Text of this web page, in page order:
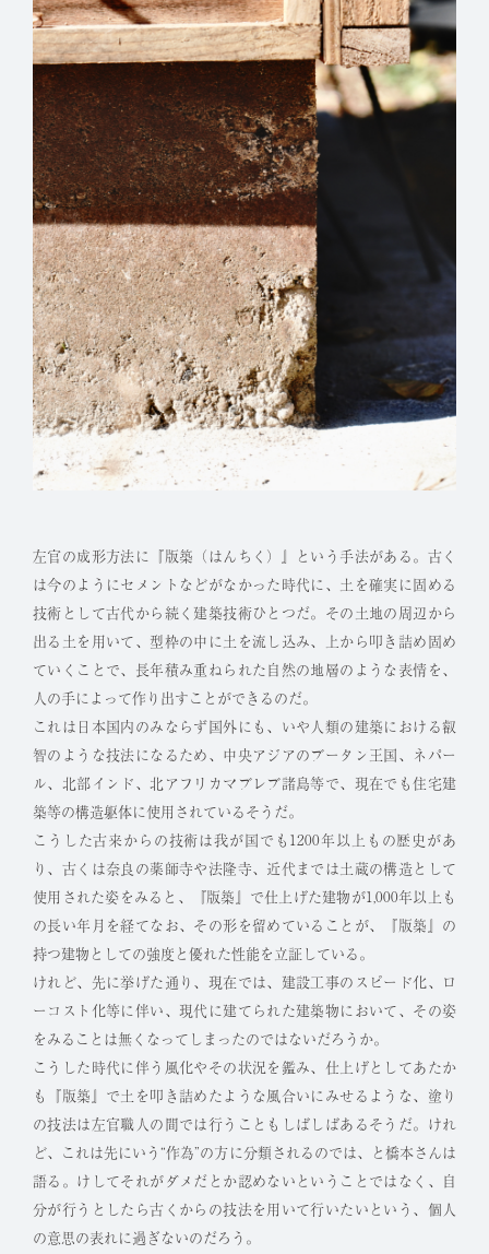
左官の成形方法に『版築（はんちく）』という手法がある。古く
は今のようにセメントなどがなかった時代に、土を確実に固める
技術として古代から続く建築技術ひとつだ。その土地の周辺から
出る土を用いて、型枠の中に土を流し込み、上から叩き詰め固め
ていくことで、長年積み重ねられた自然の地層のような表情を、
人の手によって作り出すことができるのだ。
これは日本国内のみならず国外にも、いや人類の建築における叡
智のような技法になるため、中央アジアのブータン王国、ネパー
ル、北部インド、北アフリカマブレブ諸島等で、現在でも住宅建
築等の構造躯体に使用されているそうだ。
こうした古来からの技術は我が国でも1200年以上もの歴史があ
り、古くは奈良の薬師寺や法隆寺、近代までは土蔵の構造として
使用された姿をみると、『版築』で仕上げた建物が1,000年以上も
の長い年月を経てなお、その形を留めていることが、『版築』の
持つ建物としての強度と優れた性能を立証している。
けれど、先に挙げた通り、現在では、建設工事のスピード化、ロ
ーコスト化等に伴い、現代に建てられた建築物において、その姿
をみることは無くなってしまったのではないだろうか。
こうした時代に伴う風化やその状況を鑑み、仕上げとしてあたか
も『版築』で土を叩き詰めたような風合いにみせるような、塗り
の技法は左官職人の間では行うこともしばしばあるそうだ。けれ
ど、これは先にいう“作為”の方に分類されるのでは、と橋本さんは
語る。けしてそれがダメだとか認めないということではなく、自
分が行うとしたら古くからの技法を用いて行いたいという、個人
の意思の表れに過ぎないのだろう。